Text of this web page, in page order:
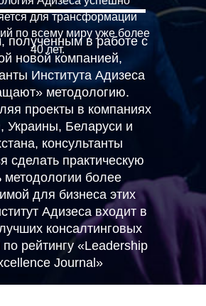
для трансформации
по всему миру уже более
40 лет.
полученным в работе с
новой компанией,
Института Адизеса
методологию.
проекты в компаниях
Украины, Беларуси и
консультанты
сделать практическую
методологии более
для бизнеса этих
Адизеса входит в
консалтинговых
рейтингу «Leadership
Journal»